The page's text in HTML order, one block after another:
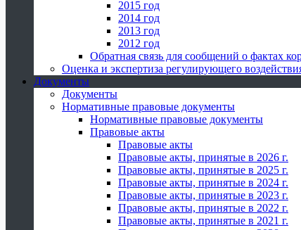
2015 год
2014 год
2013 год
2012 год
Обратная связь для сообщений о фактах
Оценка и экспертиза регулирующего
Документы
Документы
Нормативные правовые документы
Нормативные правовые документы
Правовые акты
Правовые акты
Правовые акты, принятые в 2026 г.
Правовые акты, принятые в 2025 г.
Правовые акты, принятые в 2024 г.
Правовые акты, принятые в 2023 г.
Правовые акты, принятые в 2022 г.
Правовые акты, принятые в 2021 г.